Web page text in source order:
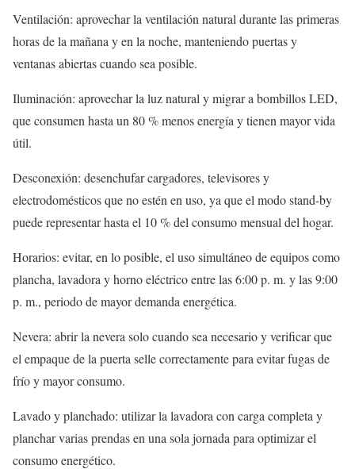
Ventilación: aprovechar la ventilación natural durante las primeras
horas de la mañana y en la noche, manteniendo puertas y
ventanas abiertas cuando sea posible.
Iluminación: aprovechar la luz natural y migrar a bombillos LED,
que consumen hasta un 80 % menos energía y tienen mayor vida
útil.
Desconexión: desenchufar cargadores, televisores y
electrodomésticos que no estén en uso, ya que el modo stand-by
puede representar hasta el 10 % del consumo mensual del hogar.
Horarios: evitar, en lo posible, el uso simultáneo de equipos como
plancha, lavadora y horno eléctrico entre las 6:00 p. m. y las 9:00
p. m., periodo de mayor demanda energética.
Nevera: abrir la nevera solo cuando sea necesario y verificar que
el empaque de la puerta selle correctamente para evitar fugas de
frío y mayor consumo.
Lavado y planchado: utilizar la lavadora con carga completa y
planchar varias prendas en una sola jornada para optimizar el
consumo energético.